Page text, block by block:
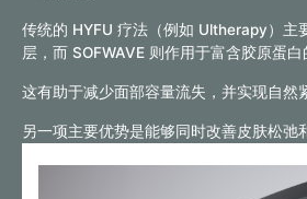
传统的 HYFU 疗法（例如 Ultherapy）主
层，而 SOFWAVE 则作用于富含胶原蛋白
这有助于减少面部容量流失，并实现自然
另一项主要优势是能够同时改善皮肤松弛